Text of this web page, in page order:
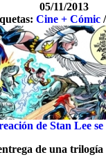
05/11/2013
Cine + Cómic
de Stan Lee
de una trilogía